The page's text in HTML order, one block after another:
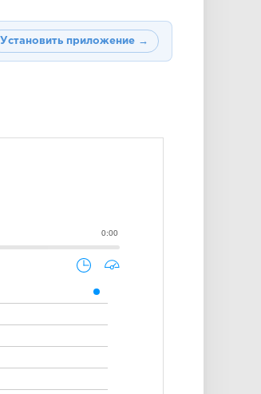
Установить приложение →
0:00